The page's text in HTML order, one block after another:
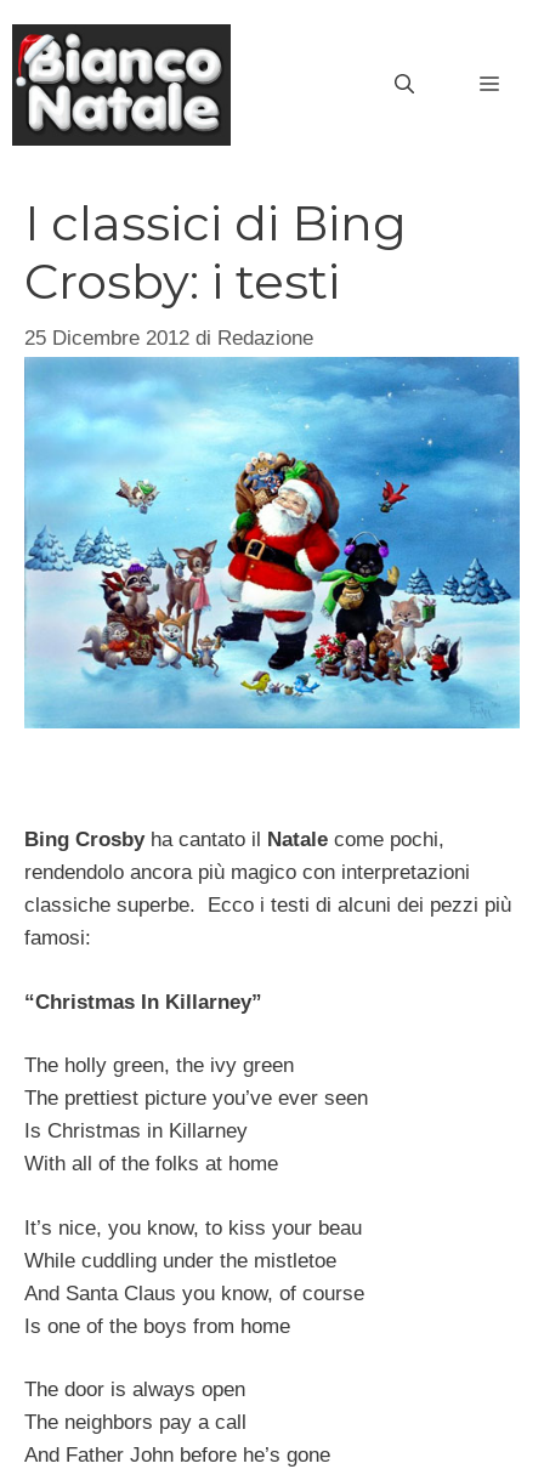
contenuto
I classici di Bing
Crosby: i testi
25 Dicembre 2012 di Redazione
Bing Crosbyha cantato il Natale come pochi,
rendendolo ancora più magico con interpretazioni
classiche superbe. Ecco i testi di alcuni dei pezzi più
famosi:
“Christmas In Killarney”
The holly green, the ivy green
The prettiest picture you’ve ever seen
Is Christmas in Killarney
With all of the folks at home
It’s nice, you know, to kiss your beau
While cuddling under the mistletoe
And Santa Claus you know, of course
Is one of the boys from home
The door is always open
The neighbors pay a call
And Father John before he’s gone